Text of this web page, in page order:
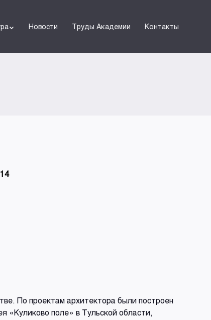
Новости Труды Академии Контакты
По проектам архитектора были построен
«Куликово поле» в Тульской области,